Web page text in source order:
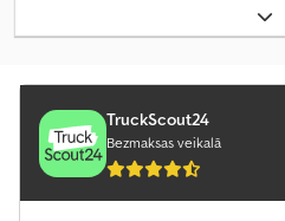
, iekraušanas telpas augstums:
tilpums:0,5 m³, krāsa:cits,
TruckScout24
Bezmaksas veikalā